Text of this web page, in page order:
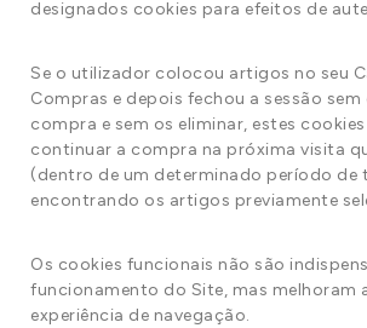
designados cookies para efeitos de
Se o utilizador colocou artigos no seu
Compras e depois fechou a sessão
compra e sem os eliminar, estes
continuar a compra na próxima visita
(dentro de um determinado período de
encontrando os artigos previamente
Os cookies funcionais não são
funcionamento do Site, mas melhoram
experiência de navegação.